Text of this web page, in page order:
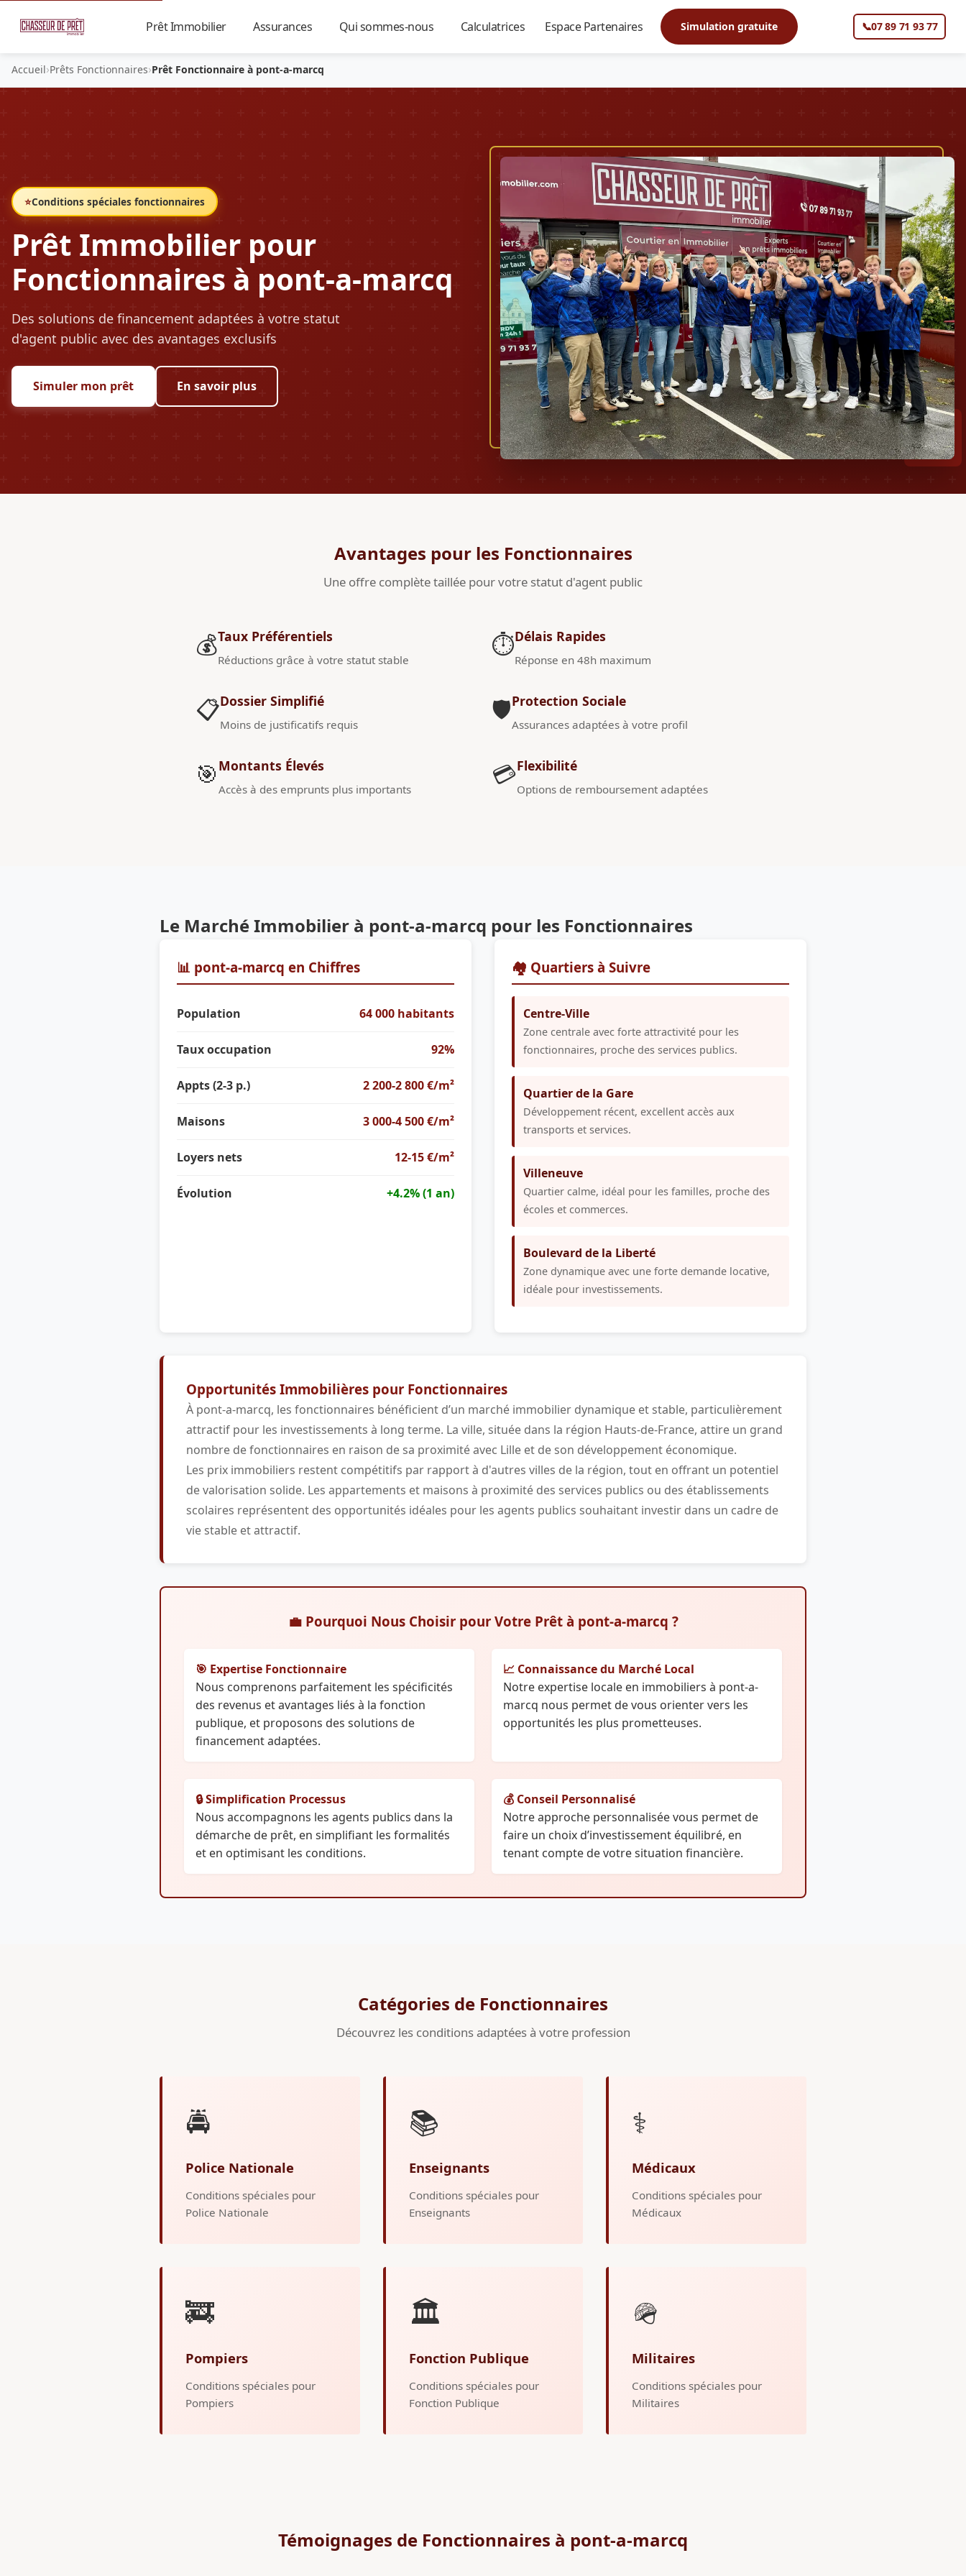
Prêt Immobilier Assurances Qui sommes-nous Calculatrices Espace Partenaires Simulation gratuite 📞07 89 71 93 77
Accueil›Prêts Fonctionnaires›Prêt Fonctionnaire à pont-a-marcq
⭐Conditions spéciales fonctionnaires
Prêt Immobilier pour
Fonctionnaires à pont-a-marcq
Des solutions de financement adaptées à votre statut
d'agent public avec des avantages exclusifs
Simuler mon prêt En savoir plus
Avantages pour les Fonctionnaires
Une offre complète taillée pour votre statut d'agent public
💰Taux Préférentiels
Réductions grâce à votre statut stable
📋Dossier Simplifié
Moins de justificatifs requis
🎯 Montants Élevés
Accès à des emprunts plus importants
⏱️Délais Rapides
Réponse en 48h maximum
🛡️Protection Sociale
Assurances adaptées à votre profil
💳Flexibilité
Options de remboursement adaptées
Le Marché Immobilier à pont-a-marcq pour les Fonctionnaires
📊 pont-a-marcq en Chiffres
Population 64 000 habitants
Taux occupation 92%
Appts (2-3 p.) 2 200-2 800 €/m²
Maisons 3 000-4 500 €/m²
Loyers nets 12-15 €/m²
Évolution +4.2% (1 an)
🏘️ Quartiers à Suivre
Centre-Ville
Zone centrale avec forte attractivité pour les
fonctionnaires, proche des services publics.
Quartier de la Gare
Développement récent, excellent accès aux
transports et services.
Villeneuve
Quartier calme, idéal pour les familles, proche des
écoles et commerces.
Boulevard de la Liberté
Zone dynamique avec une forte demande locative,
idéale pour investissements.
Opportunités Immobilières pour Fonctionnaires
À pont-a-marcq, les fonctionnaires bénéficient d’un marché immobilier dynamique et stable, particulièrement
attractif pour les investissements à long terme. La ville, située dans la région Hauts-de-France, attire un grand
nombre de fonctionnaires en raison de sa proximité avec Lille et de son développement économique.
Les prix immobiliers restent compétitifs par rapport à d'autres villes de la région, tout en offrant un potentiel
de valorisation solide. Les appartements et maisons à proximité des services publics ou des établissements
scolaires représentent des opportunités idéales pour les agents publics souhaitant investir dans un cadre de
vie stable et attractif.
💼 Pourquoi Nous Choisir pour Votre Prêt à pont-a-marcq ?
🎯 Expertise Fonctionnaire
Nous comprenons parfaitement les spécificités
des revenus et avantages liés à la fonction
publique, et proposons des solutions de
financement adaptées.
📈 Connaissance du Marché Local
Notre expertise locale en immobiliers à pont-a-
marcq nous permet de vous orienter vers les
opportunités les plus prometteuses.
🔒 Simplification Processus
Nous accompagnons les agents publics dans la
démarche de prêt, en simplifiant les formalités
et en optimisant les conditions.
💰 Conseil Personnalisé
Notre approche personnalisée vous permet de
faire un choix d’investissement équilibré, en
tenant compte de votre situation financière.
Catégories de Fonctionnaires
Découvrez les conditions adaptées à votre profession
🚔
Police Nationale
Conditions spéciales pour
Police Nationale
📚
Enseignants
Conditions spéciales pour
Enseignants
⚕️
Médicaux
Conditions spéciales pour
Médicaux
🚒
Pompiers
Conditions spéciales pour
Pompiers
🏛️
Fonction Publique
Conditions spéciales pour
Fonction Publique
🪖
Militaires
Conditions spéciales pour
Militaires
Témoignages de Fonctionnaires à pont-a-marcq